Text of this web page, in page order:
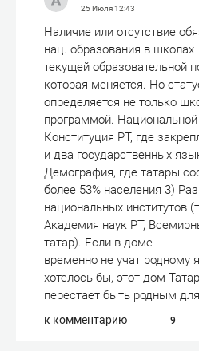
25 Июля12:43
Наличие или отсутствие
нац. образования в школах
текущей образовательной
которая меняется. Но
определяется не только
программой.
Конституция РТ, где
и два государственных
Демография, где татары
более 53% населения 3)
национальных институтов
Академия наук РТ,
татар). Если в доме
временно не учат родному
хотелось бы, этот дом
перестает быть родным
к комментарию 9